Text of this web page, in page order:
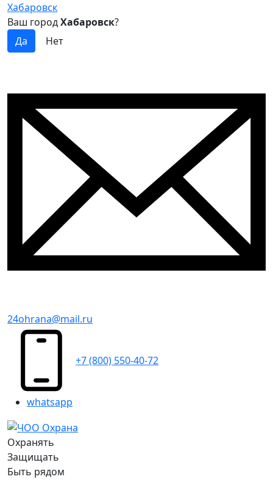
Хабаровск
Ваш городХабаровск?
24ohrana@mail.ru
+7 (800) 550-40-72
whatsapp
Охранять
Защищать
Быть рядом